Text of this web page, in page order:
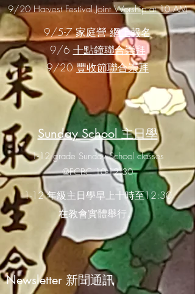
9/20 Harvest FestivalJoint Worship at 10 AM
9/5-7 家庭營網上報名
9/6 十點鐘聯合崇拜
9/20豐收節聯合崇拜
Sunday School 主日學
1-12 grade Sunday School classes
@FCBC 10-12:30
1-12 年級主日學早上十時至12:30
在教會實體舉行。
Newsletter 新聞通訊